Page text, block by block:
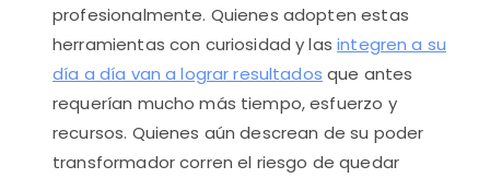
profesionalmente. Quienes adopten estas
herramientas con curiosidad y lasintegren a su
día a día van a lograr resultados que antes
requerían mucho más tiempo, esfuerzo y
recursos. Quienes aún descrean de su poder
transformador corren el riesgo de quedar